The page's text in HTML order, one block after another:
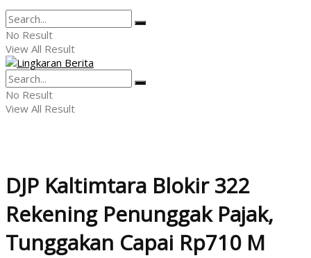
No Result
View All Result
No Result
View All Result
DJP Kaltimtara Blokir 322
Rekening Penunggak Pajak,
Tunggakan Capai Rp710 M